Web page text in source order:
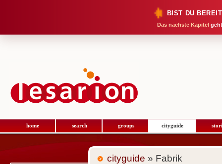
BIST DU
Das nächste Kapitel
home search groups cityguide
cityguide » Fabrik